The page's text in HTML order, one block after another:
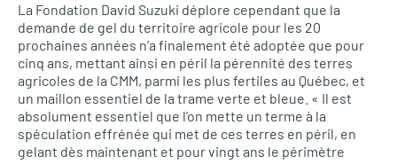
La Fondation David Suzuki déplore cependant que la
demande de gel du territoire agricole pour les 20
prochaines années n’a finalement été adoptée que pour
cinq ans, mettant ainsi en péril la pérennité des terres
agricoles de la CMM, parmi les plus fertiles au Québec, et
un maillon essentiel de la trame verte et bleue. « Il est
absolument essentiel que l’on mette un terme à la
spéculation effrénée qui met de ces terres en péril, en
gelant dès maintenant et pour vingt ans le périmètre